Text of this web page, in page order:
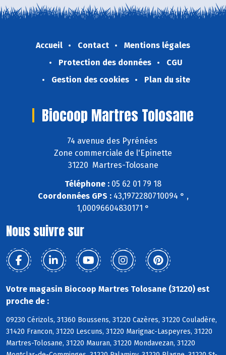
Accueil Contact
Mentions légales
Protection des données
CGU
Gestion des cookies
Plan du site
Biocoop Martres Tolosane
74 avenue des Pyrénées
Zone commerciale de l'Epinette
31220 Martres-Tolosane
Téléphone : 05 62 01 79 18
Coordonnées GPS :43,1972280710094 ° ,
1,00096604830171 °
Nous suivre sur
Votre magasin Biocoop Martres Tolosane (31220) est
proche de :
09230 Cérizols, 31360 Boussens, 31220 Cazères, 31220 Couladère,
31420 Francon, 31220 Lescuns, 31220 Marignac-Laspeyres, 31220
Martres-Tolosane, 31220 Mauran, 31220 Mondavezan, 31220